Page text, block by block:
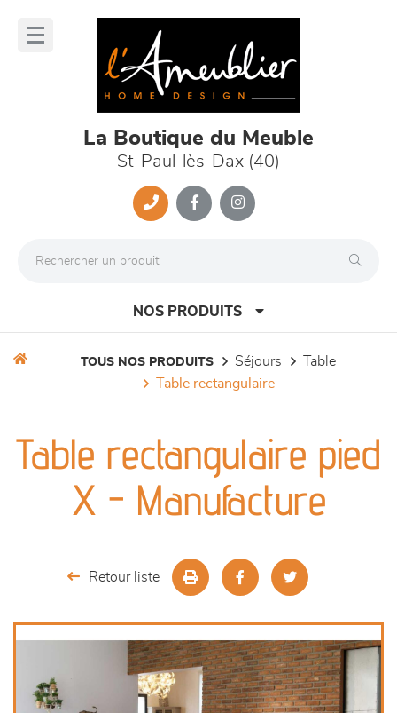
La Boutique du Meuble
St-Paul-lès-Dax (40)
NOS PRODUITS
séjours
meubles de complément
TOUS NOS PRODUITS séjours
table
table rectangulaire
Table rectangulaire pied
X - Manufacture
Retour liste